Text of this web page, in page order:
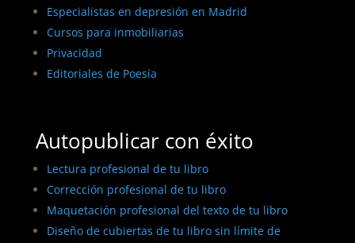
Especialistas en depresión en Madrid
Cursos para inmobiliarias
Privacidad
Editoriales de Poesía
Autopublicar con éxito
Lectura profesional de tu libro
Corrección profesional de tu libro
Maquetación profesional del texto de tu libro
Diseño de cubiertas de tu libro sin límite de